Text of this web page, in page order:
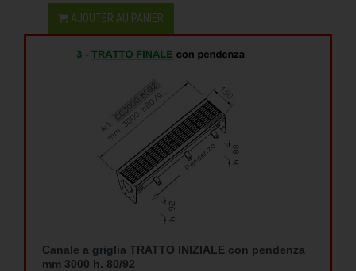
AJOUTER AU PANIER
Canale a griglia TRATTO INIZIALE con pendenza
mm 3000 h. 80/92